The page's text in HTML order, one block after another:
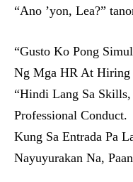
“Ano ’yon, Lea?”
“Gusto Ko Pong
Ng Mga HR At Hiring
“Hindi Lang Sa
Professional Conduct.
Kung Sa Entrada Pa
Nayuyurakan Na,